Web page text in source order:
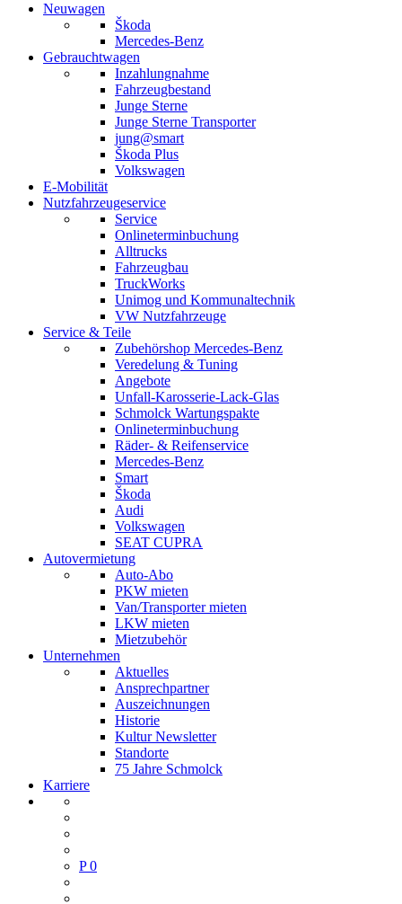
Neuwagen
Škoda
Mercedes-Benz
Gebrauchtwagen
Inzahlungnahme
Fahrzeugbestand
Junge Sterne
Junge Sterne Transporter
jung@smart
Škoda Plus
Volkswagen
E-Mobilität
Nutzfahrzeugeservice
Service
Onlineterminbuchung
Alltrucks
Fahrzeugbau
TruckWorks
Unimog und Kommunaltechnik
VW Nutzfahrzeuge
Service & Teile
Zubehörshop Mercedes-Benz
Veredelung & Tuning
Angebote
Unfall-Karosserie-Lack-Glas
Schmolck Wartungspakte
Onlineterminbuchung
Räder- & Reifenservice
Mercedes-Benz
Smart
Škoda
Audi
Volkswagen
SEAT CUPRA
Autovermietung
Auto-Abo
PKW mieten
Van/Transporter mieten
LKW mieten
Mietzubehör
Unternehmen
Aktuelles
Ansprechpartner
Auszeichnungen
Historie
Kultur Newsletter
Standorte
75 Jahre Schmolck
Karriere
P 0